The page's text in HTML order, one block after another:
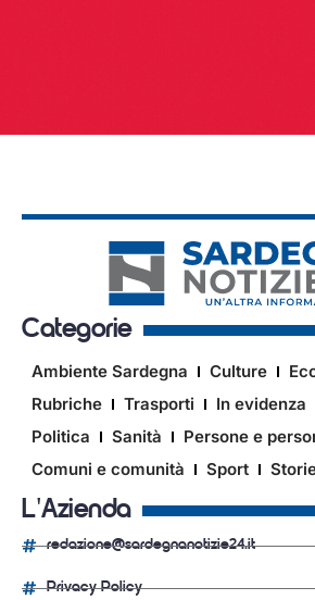
Categorie
Ambiente Sardegna Culture
Rubriche
Trasporti In evidenza
Politica
Sanità
Persone e
Comuni e comunità
Sport
L'Azienda
redazione@sardegnanotizie24.it
Privacy Policy